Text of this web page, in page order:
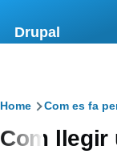
Drupal
Breadcrumb
Home Com es fa
Com llegir